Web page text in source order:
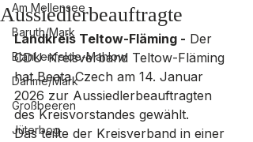
Am Mellensee
Baruth/Mark
Blankenfelde-Mahlow
Dahme/Mark
Großbeeren
Jüterbog
Aussiedlerbeauftragte
Landkreis Teltow-Fläming - Der
CDU-Kreisverband Teltow-Fläming
hat Beata Czech am 14. Januar
2026 zur Aussiedlerbeauftragten
des Kreisvorstandes gewählt.
Das teilte der Kreisverband in einer